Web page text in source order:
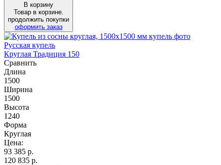
В корзину
Товар в корзине.
продолжить покупки
оформить заказ
Русская купель
Круглая Традиция 150
Сравнить
Длина
1500
Ширина
1500
Высота
1240
Форма
Круглая
Цена:
93 385 р.
120 835 р.